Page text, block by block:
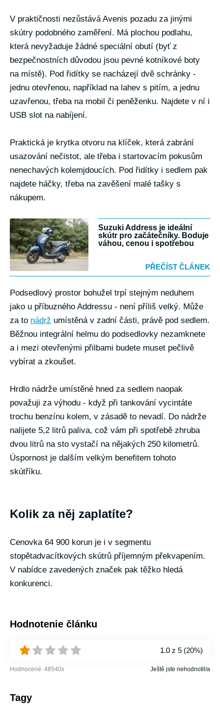
V praktičnosti nezůstává Avenis pozadu za jinými
skútry podobného zaměření. Má plochou podlahu,
která nevyžaduje žádné speciální obutí (byť z
bezpečnostních důvodou jsou pevné kotníkové boty
na místě). Pod řidítky se nacházejí dvě schránky -
jednu otevřenou, například na lahev s pitím, a jednu
uzavřenou, třeba na mobil či peněženku. Najdete v ní i
USB slot na nabíjení.
Praktická je krytka otvoru na klíček, která zabrání
usazování nečistot, ale třeba i startovacím pokusům
nenechavých kolemjdoucích. Pod řidítky i sedlem pak
najdete háčky, třeba na zavěšení malé tašky s
nákupem.
Suzuki Address je ideální
skútr pro začátečníky. Boduje
váhou, cenou i spotřebou
PŘEČÍST ČLÁNEK
Podsedlový prostor bohužel trpí stejným neduhem
jako u příbuzného Addressu - není příliš velký. Může
za to nádrž umístěná v zadní části, právě pod sedlem.
Běžnou integrální helmu do podsedlovky nezamknete
a i mezi otevřenými přilbami budete muset pečlivě
vybírat a zkoušet.
Hrdlo nádrže umístěné hned za sedlem naopak
považuji za výhodu - když při tankování vycintáte
trochu benzínu kolem, v zásadě to nevadí. Do nádrže
nalijete 5,2 litrů paliva, což vám při spotřebě zhruba
dvou litrů na sto vystačí na nějakých 250 kilometrů.
Úspornost je dalším velkým benefitem tohoto
skútříku.
Kolik za něj zaplatíte?
Cenovka 64 900 korun je i v segmentu
stopětadvacítkových skútrů příjemným překvapením.
V nabídce zavedených značek pak těžko hledá
konkurenci.
Hodnotenie článku
1.0 z 5 (20%)
Hodnocené: 48540x Ještě jste nehodnotil/a
Tagy